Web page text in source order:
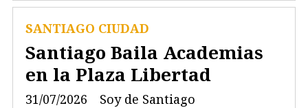
Santiago Baila Academias
en la Plaza Libertad
Soy de Santiago
SANTIAGO CIUDAD
31/07/2026